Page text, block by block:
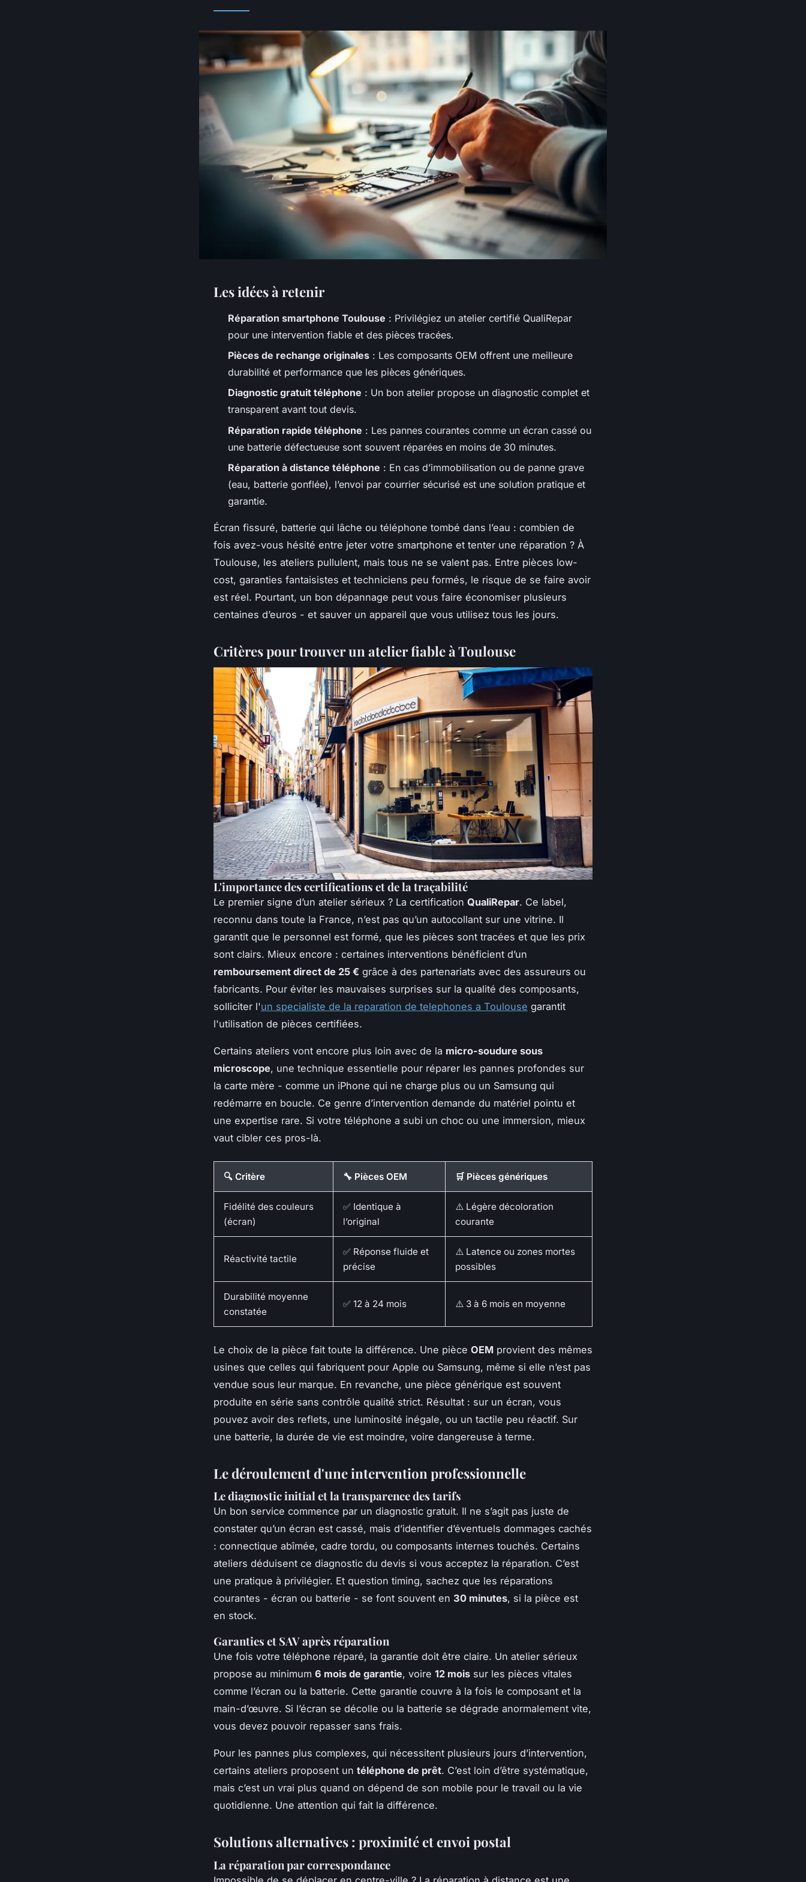
Les idées à retenir
Réparation smartphone Toulouse : Privilégiez un atelier certifié QualiRepar
pour une intervention fiable et des pièces tracées.
Pièces de rechange originales : Les composants OEM offrent une meilleure
durabilité et performance que les pièces génériques.
Diagnostic gratuit téléphone : Un bon atelier propose un diagnostic complet et
transparent avant tout devis.
Réparation rapide téléphone : Les pannes courantes comme un écran cassé ou
une batterie défectueuse sont souvent réparées en moins de 30 minutes.
Réparation à distance téléphone : En cas d’immobilisation ou de panne grave
(eau, batterie gonflée), l’envoi par courrier sécurisé est une solution pratique et
garantie.
Écran fissuré, batterie qui lâche ou téléphone tombé dans l’eau : combien de
fois avez-vous hésité entre jeter votre smartphone et tenter une réparation ? À
Toulouse, les ateliers pullulent, mais tous ne se valent pas. Entre pièces low-
cost, garanties fantaisistes et techniciens peu formés, le risque de se faire avoir
est réel. Pourtant, un bon dépannage peut vous faire économiser plusieurs
centaines d’euros - et sauver un appareil que vous utilisez tous les jours.
Critères pour trouver un atelier fiable à Toulouse
L'importance des certifications et de la traçabilité
Le premier signe d’un atelier sérieux ? La certification QualiRepar. Ce label,
reconnu dans toute la France, n’est pas qu’un autocollant sur une vitrine. Il
garantit que le personnel est formé, que les pièces sont tracées et que les prix
sont clairs. Mieux encore : certaines interventions bénéficient d’un
remboursement direct de 25 € grâce à des partenariats avec des assureurs ou
fabricants. Pour éviter les mauvaises surprises sur la qualité des composants,
solliciter l'un specialiste de la reparation de telephones a Toulouse garantit
l'utilisation de pièces certifiées.
Certains ateliers vont encore plus loin avec de la micro-soudure sous
microscope, une technique essentielle pour réparer les pannes profondes sur
la carte mère - comme un iPhone qui ne charge plus ou un Samsung qui
redémarre en boucle. Ce genre d’intervention demande du matériel pointu et
une expertise rare. Si votre téléphone a subi un choc ou une immersion, mieux
vaut cibler ces pros-là.
🔍 Critère 🔧 Pièces OEM 🛒 Pièces génériques
Fidélité des couleurs
(écran)
✅ Identique à
l’original
⚠️ Légère décoloration
courante
Réactivité tactile
✅ Réponse fluide et
précise
⚠️ Latence ou zones mortes
possibles
Durabilité moyenne
constatée
✅ 12 à 24 mois ⚠️ 3 à 6 mois en moyenne
Le choix de la pièce fait toute la différence. Une pièce OEM provient des mêmes
usines que celles qui fabriquent pour Apple ou Samsung, même si elle n’est pas
vendue sous leur marque. En revanche, une pièce générique est souvent
produite en série sans contrôle qualité strict. Résultat : sur un écran, vous
pouvez avoir des reflets, une luminosité inégale, ou un tactile peu réactif. Sur
une batterie, la durée de vie est moindre, voire dangereuse à terme.
Le déroulement d'une intervention professionnelle
Le diagnostic initial et la transparence des tarifs
Un bon service commence par un diagnostic gratuit. Il ne s’agit pas juste de
constater qu’un écran est cassé, mais d’identifier d’éventuels dommages cachés
: connectique abîmée, cadre tordu, ou composants internes touchés. Certains
ateliers déduisent ce diagnostic du devis si vous acceptez la réparation. C’est
une pratique à privilégier. Et question timing, sachez que les réparations
courantes - écran ou batterie - se font souvent en 30 minutes, si la pièce est
en stock.
Garanties et SAV après réparation
Une fois votre téléphone réparé, la garantie doit être claire. Un atelier sérieux
propose au minimum 6 mois de garantie, voire 12 mois sur les pièces vitales
comme l’écran ou la batterie. Cette garantie couvre à la fois le composant et la
main-d’œuvre. Si l’écran se décolle ou la batterie se dégrade anormalement vite,
vous devez pouvoir repasser sans frais.
Pour les pannes plus complexes, qui nécessitent plusieurs jours d’intervention,
certains ateliers proposent un téléphone de prêt. C’est loin d’être systématique,
mais c’est un vrai plus quand on dépend de son mobile pour le travail ou la vie
quotidienne. Une attention qui fait la différence.
Solutions alternatives : proximité et envoi postal
La réparation par correspondance